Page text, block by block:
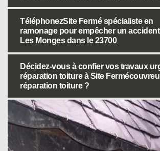
TéléphonezSite Fermé spécialiste en
ramonage pour empêcher un
Les Monges dans le 23700
Décidez-vous à confier vos travaux
réparation toiture à Site
réparation toiture ?